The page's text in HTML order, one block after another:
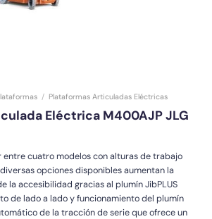
/ Plataformas Articuladas Eléctricas
Eléctrica M400AJP JLG
entre cuatro modelos con alturas de trabajo
opciones disponibles aumentan la
la accesibilidad gracias al plumín JibPLUS
de lado a lado y funcionamiento del plumín
de la tracción de serie que ofrece un